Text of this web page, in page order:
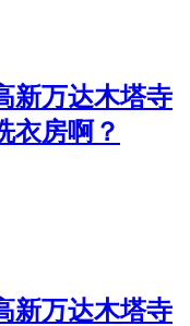
新万达木塔寺
衣房啊？
新万达木塔寺